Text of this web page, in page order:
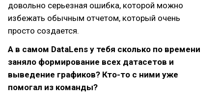
довольно серьезная ошибка, которой можно
избежать обычным отчетом, который очень
просто создается.
А в самом DataLens у тебя сколько по времени
заняло формирование всех датасетов и
выведение графиков? Кто-то с ними уже
помогал из команды?